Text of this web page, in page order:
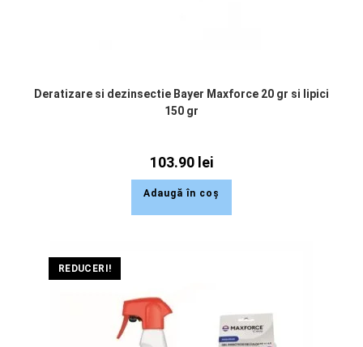
Deratizare si dezinsectie Bayer Maxforce 20 gr si lipici
150 gr
103.90 lei
Adaugă în coș
REDUCERI!